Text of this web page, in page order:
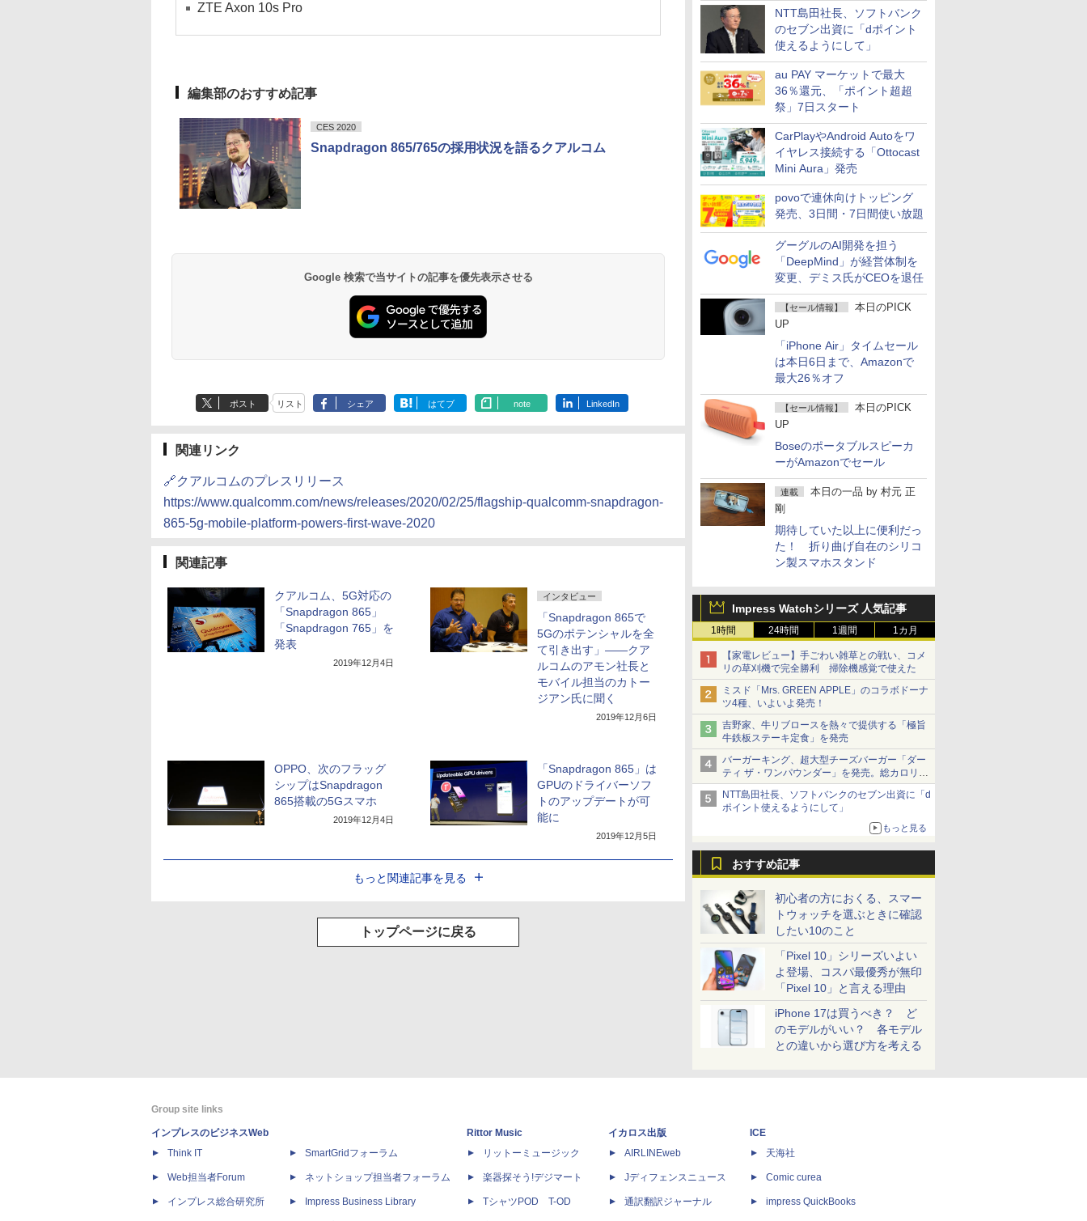
NTT島田社長、ソフトバンク
のセブン出資に「dポイント
使えるようにして」
au PAY マーケットで最大
36％還元、「ポイント超超
祭」7日スタート
CarPlayやAndroid Autoをワ
イヤレス接続する「Ottocast
Mini Aura」発売
povoで連休向けトッピング
発売、3日間・7日間使い放題
グーグルのAI開発を担う
「DeepMind」が経営体制を
変更、デミス氏がCEOを退任
【セール情報】
本日のPICK
UP
「iPhone Air」タイムセール
は本日6日まで、Amazonで
最大26％オフ
【セール情報】
本日のPICK
UP
Boseのポータブルスピーカ
ーがAmazonでセール
連載 本日の一品 by 村元 正
剛
期待していた以上に便利だっ
た！ 折り曲げ自在のシリコ
ン製スマホスタンド
Impress Watchシリーズ 人気記事
1時間 24時間 1週間 1カ月
【家電レビュー】手ごわい雑草との戦い、コメ
リの草刈機で完全勝利 掃除機感覚で使えた
ミスド「Mrs. GREEN APPLE」のコラボドーナ
ツ4種、いよいよ発売！
吉野家、牛リブロースを熱々で提供する「極旨
牛鉄板ステーキ定食」を発売
バーガーキング、超大型チーズバーガー「ダー
ティ ザ・ワンパウンダー」を発売。総カロリー
約1656kcal、総重量約527g！
NTT島田社長、ソフトバンクのセブン出資に「d
ポイント使えるようにして」
もっと見る
おすすめ記事
初心者の方におくる、スマー
トウォッチを選ぶときに確認
したい10のこと
「Pixel 10」シリーズいよい
よ登場、コスパ最優秀が無印
「Pixel 10」と言える理由
iPhone 17は買うべき？ ど
のモデルがいい？ 各モデル
との違いから選び方を考える
ZTE Axon 10s Pro
編集部のおすすめ記事
CES 2020
Snapdragon 865/765の採用状況を語るクアルコム
Google 検索で当サイトの記事を優先表示させる
ポスト リスト シェア はてブ note LinkedIn
関連リンク
🔗クアルコムのプレスリリース
https://www.qualcomm.com/news/releases/2020/02/25/flagship-qualcomm-snapdragon-
865-5g-mobile-platform-powers-first-wave-2020
関連記事
クアルコム、5G対応の
「Snapdragon 865」
「Snapdragon 765」を
発表
2019年12月4日
インタビュー
「Snapdragon 865で
5Gのポテンシャルを全
て引き出す」――クア
ルコムのアモン社長と
モバイル担当のカトー
ジアン氏に聞く
2019年12月6日
OPPO、次のフラッグ
シップはSnapdragon
865搭載の5Gスマホ
2019年12月4日
「Snapdragon 865」は
GPUのドライバーソフ
トのアップデートが可
能に
2019年12月5日
もっと関連記事を見る
トップページに戻る
Group site links
インプレスのビジネスWeb
Think IT
Web担当者Forum
インプレス総合研究所
SmartGridフォーラム
ネットショップ担当者フォーラム
Impress Business Library
Rittor Music
リットーミュージック
楽器探そう!デジマート
TシャツPOD T-OD
イカロス出版
AIRLINEweb
Jディフェンスニュース
通訳翻訳ジャーナル
ICE
天海社
Comic curea
impress QuickBooks